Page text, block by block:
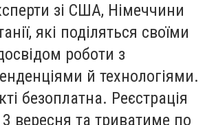
зі США, Німеччини
які поділяться своїми
роботи з
й технологіями.
безоплатна. Реєстрація
вересня та триватиме по